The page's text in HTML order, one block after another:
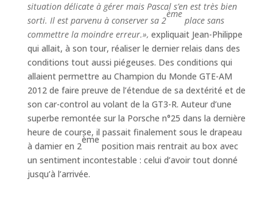
situation délicate à gérer mais Pascal s’en est très bien
sorti. Il est parvenu à conserver sa 2
ème
place sans
commettre la moindre erreur.», expliquait Jean-Philippe
qui allait, à son tour, réaliser le dernier relais dans des
conditions tout aussi piégeuses. Des conditions qui
allaient permettre au Champion du Monde GTE-AM
2012 de faire preuve de l’étendue de sa dextérité et de
son car-control au volant de la GT3-R. Auteur d’une
superbe remontée sur la Porsche n°25 dans la dernière
heure de course, il passait finalement sous le drapeau
à damier en 2
ème
position mais rentrait au box avec
un sentiment incontestable : celui d’avoir tout donné
jusqu’à l’arrivée.